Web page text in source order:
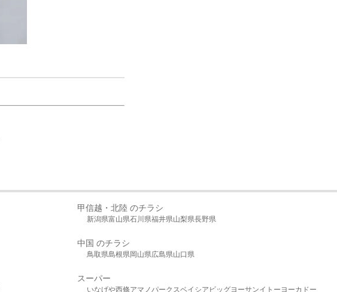
甲信越・北陸 のチラシ
新潟県富山県石川県福井県山梨県長野県
中国 のチラシ
鳥取県島根県岡山県広島県山口県
スーパー
いなげや西條アマノパークスベイシア ビッグヨーサンイトーヨーカドー